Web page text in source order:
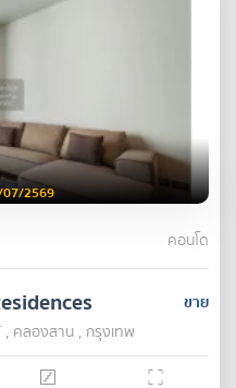
07/2569
คอนโด
ขาย
, คลองสาน , กรุงเทพ